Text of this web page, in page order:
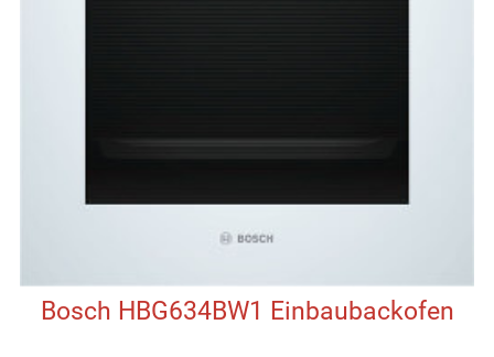
Bosch HBG634BW1 Einbaubackofen